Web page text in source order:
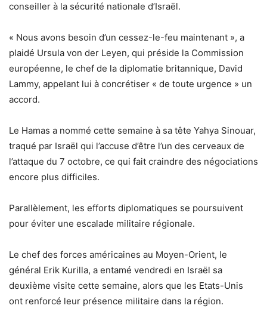
conseiller à la sécurité nationale d’Israël.
« Nous avons besoin d’un cessez-le-feu maintenant », a
plaidé Ursula von der Leyen, qui préside la Commission
européenne, le chef de la diplomatie britannique, David
Lammy, appelant lui à concrétiser « de toute urgence » un
accord.
Le Hamas a nommé cette semaine à sa tête Yahya Sinouar,
traqué par Israël qui l’accuse d’être l’un des cerveaux de
l’attaque du 7 octobre, ce qui fait craindre des négociations
encore plus difficiles.
Parallèlement, les efforts diplomatiques se poursuivent
pour éviter une escalade militaire régionale.
Le chef des forces américaines au Moyen-Orient, le
général Erik Kurilla, a entamé vendredi en Israël sa
deuxième visite cette semaine, alors que les Etats-Unis
ont renforcé leur présence militaire dans la région.